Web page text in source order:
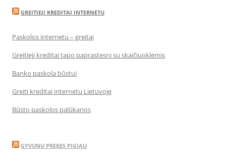
GREITIEJI KREDITAI INTERNETU
Paskolos internetu – greitai
Greitieji kreditai tapo paprastesni su skaičiuoklėmis
Banko paskola būstui
Greiti kreditai internetu Lietuvoje
Būsto paskolos palūkanos
GYVUNU PREKES PIGIAU